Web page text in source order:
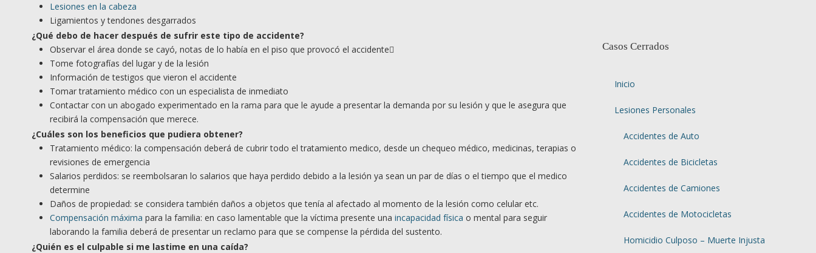
Lesiones en la cabeza
Ligamientos y tendones desgarrados
¿Qué debo de hacer después de sufrir este tipo de accidente?
Observar el área donde se cayó, notas de lo había en el piso que provocó el accidente
Tome fotografías del lugar y de la lesión
Información de testigos que vieron el accidente
Tomar tratamiento médico con un especialista de inmediato
Contactar con un abogado experimentado en la rama para que le ayude a presentar la demanda por su lesión y que le asegura que
recibirá la compensación que merece.
¿Cuáles son los beneficios que pudiera obtener?
Tratamiento médico: la compensación deberá de cubrir todo el tratamiento medico, desde un chequeo médico, medicinas, terapias o
revisiones de emergencia
Salarios perdidos: se reembolsaran lo salarios que haya perdido debido a la lesión ya sean un par de días o el tiempo que el medico
determine
Daños de propiedad: se considera también daños a objetos que tenía al afectado al momento de la lesión como celular etc.
Compensación máxima para la familia: en caso lamentable que la víctima presente una incapacidad física o mental para seguir
laborando la familia deberá de presentar un reclamo para que se compense la pérdida del sustento.
¿Quién es el culpable si me lastime en una caída?
Casos Cerrados
Inicio
Lesiones Personales
Accidentes de Auto
Accidentes de Bicicletas
Accidentes de Camiones
Accidentes de Motocicletas
Homicidio Culposo – Muerte Injusta